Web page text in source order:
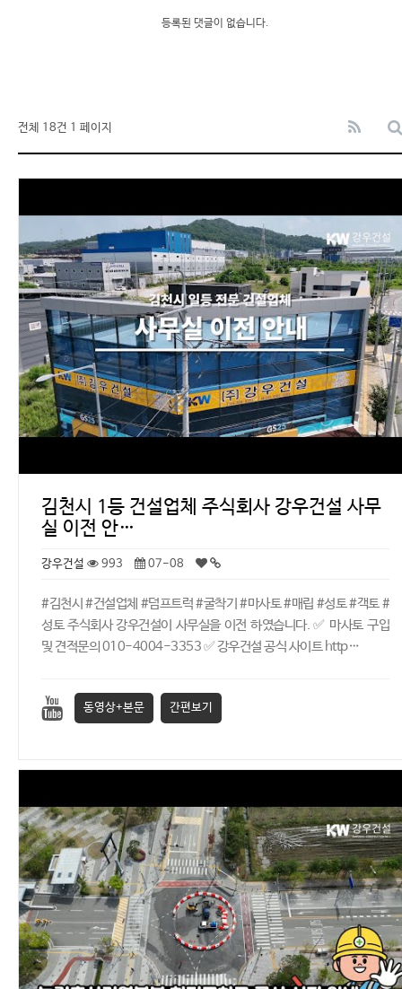
등록된 댓글이 없습니다.
전체 18건 1 페이지
김천시 1등 건설업체 주식회사 강우건설 사무
실 이전 안…
강우건설 993 07-08
#김천시 #건설업체 #덤프트럭 #굴착기 #마사토 #매립 #성토 #객토 #
성토 주식회사 강우건설이 사무실을 이전 하였습니다. ✅ 마사토 구입
및 견적문의 010-4004-3353 ✅ 강우건설 공식 사이트 http…
동영상+본문 간편보기